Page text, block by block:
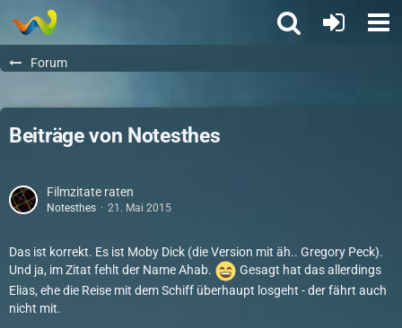
Forum
Beiträge von Notesthes
Filmzitate raten
Notesthes 21. Mai 2015
Das ist korrekt. Es ist Moby Dick (die Version mit äh.. Gregory Peck).
Und ja, im Zitat fehlt der Name Ahab.
Gesagt hat das allerdings
Elias, ehe die Reise mit dem Schiff überhaupt losgeht - der fährt auch
nicht mit.